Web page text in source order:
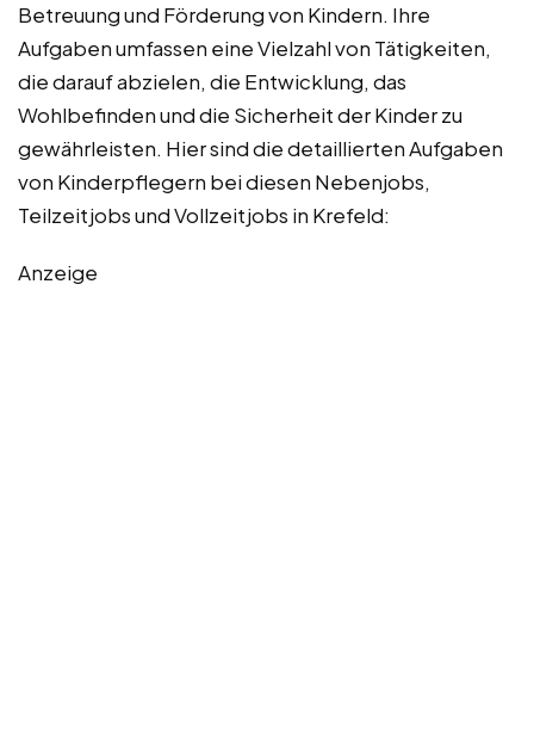
Betreuung und Förderung von Kindern. Ihre
Aufgaben umfassen eine Vielzahl von Tätigkeiten,
die darauf abzielen, die Entwicklung, das
Wohlbefinden und die Sicherheit der Kinder zu
gewährleisten. Hier sind die detaillierten Aufgaben
von Kinderpflegern bei diesen Nebenjobs,
Teilzeitjobs und Vollzeitjobs in Krefeld:
Anzeige